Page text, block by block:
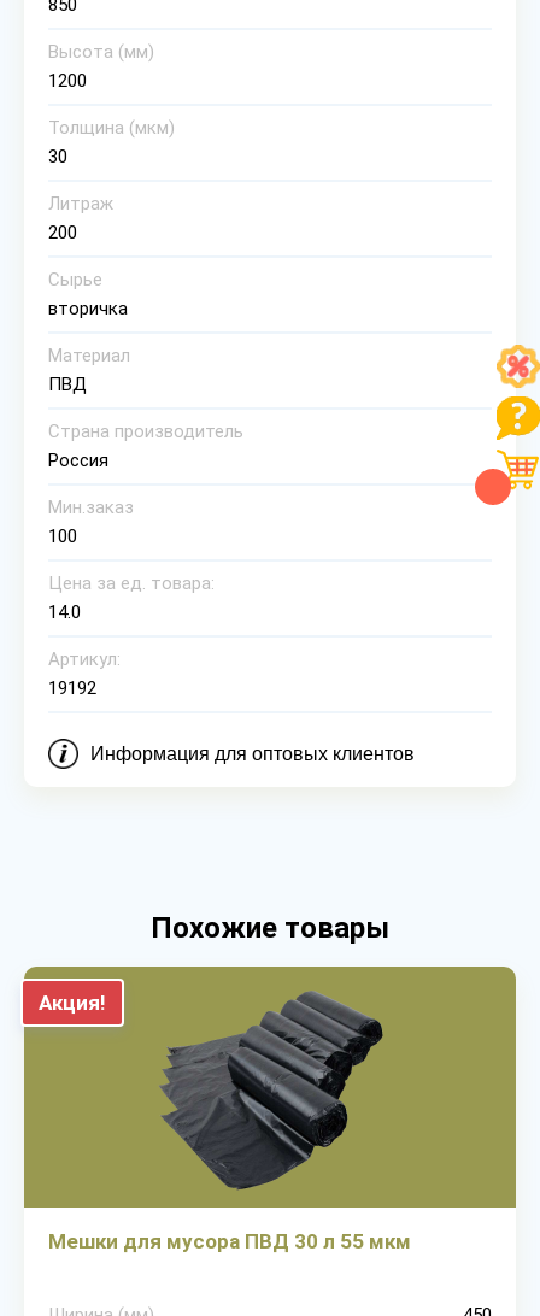
850
Высота (мм)
1200
Толщина (мкм)
30
Литраж
200
Сырье
вторичка
Материал
ПВД
Страна производитель
Россия
Мин.заказ
100
Цена за ед. товара:
14.0
Артикул:
19192
Информация для оптовых клиентов
Похожие товары
Акция!
Мешки для мусора ПВД 30 л 55 мкм